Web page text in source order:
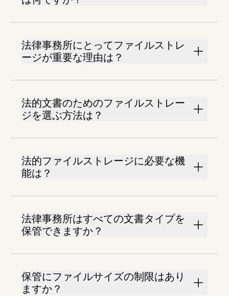
法律事務所にとってファイルストレ
ージが重要な理由は？
法的文書のためのファイルストレー
ジを選ぶ方法は？
法的ファイルストレージに必要な機
能は？
法律事務所はすべての文書タイプを
保管できますか？
保管にファイルサイズの制限はあり
ますか？